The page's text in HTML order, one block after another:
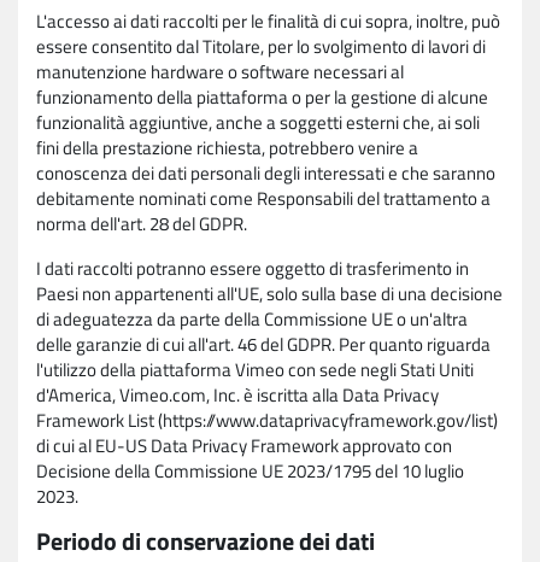
L'accesso ai dati raccolti per le finalità di cui sopra, inoltre, può
essere consentito dal Titolare, per lo svolgimento di lavori di
manutenzione hardware o software necessari al
funzionamento della piattaforma o per la gestione di alcune
funzionalità aggiuntive, anche a soggetti esterni che, ai soli
fini della prestazione richiesta, potrebbero venire a
conoscenza dei dati personali degli interessati e che saranno
debitamente nominati come Responsabili del trattamento a
norma dell'art. 28 del GDPR.
I dati raccolti potranno essere oggetto di trasferimento in
Paesi non appartenenti all'UE, solo sulla base di una decisione
di adeguatezza da parte della Commissione UE o un'altra
delle garanzie di cui all'art. 46 del GDPR. Per quanto riguarda
l'utilizzo della piattaforma Vimeo con sede negli Stati Uniti
d'America, Vimeo.com, Inc. è iscritta alla Data Privacy
Framework List (https://www.dataprivacyframework.gov/list)
di cui al EU-US Data Privacy Framework approvato con
Decisione della Commissione UE 2023/1795 del 10 luglio
2023.
Periodo di conservazione dei dati